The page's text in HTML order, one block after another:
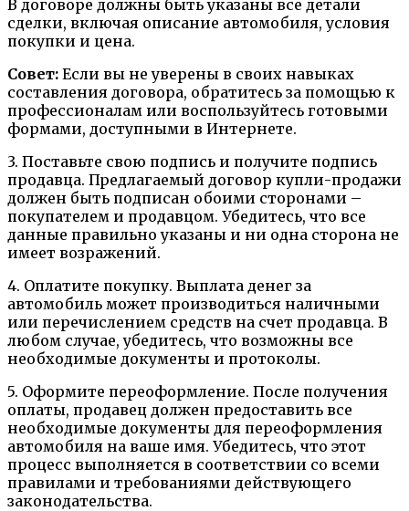
В договоре должны быть указаны все детали
сделки, включая описание автомобиля, условия
покупки и цена.
Совет: Если вы не уверены в своих навыках
составления договора, обратитесь за помощью к
профессионалам или воспользуйтесь готовыми
формами, доступными в Интернете.
3. Поставьте свою подпись и получите подпись
продавца. Предлагаемый договор купли-продажи
должен быть подписан обоими сторонами –
покупателем и продавцом. Убедитесь, что все
данные правильно указаны и ни одна сторона не
имеет возражений.
4. Оплатите покупку. Выплата денег за
автомобиль может производиться наличными
или перечислением средств на счет продавца. В
любом случае, убедитесь, что возможны все
необходимые документы и протоколы.
5. Оформите переоформление. После получения
оплаты, продавец должен предоставить все
необходимые документы для переоформления
автомобиля на ваше имя. Убедитесь, что этот
процесс выполняется в соответствии со всеми
правилами и требованиями действующего
законодательства.